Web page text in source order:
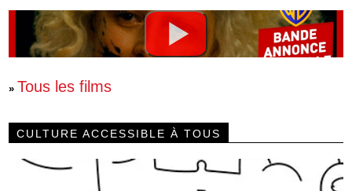
» Tous les films
CULTURE ACCESSIBLE À TOUS